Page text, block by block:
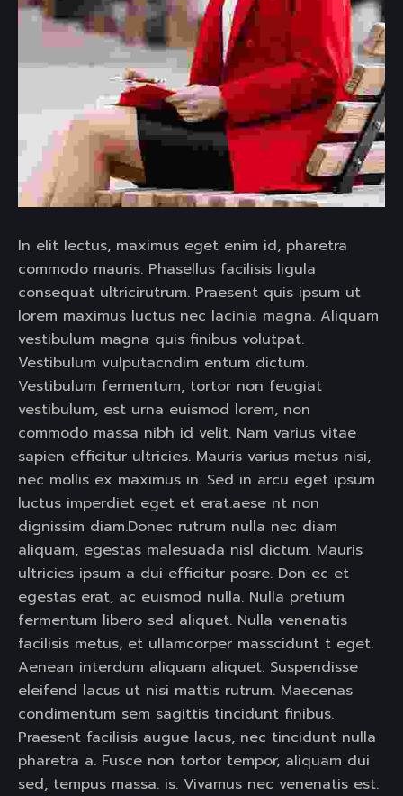
In elit lectus, maximus eget enim id, pharetra
commodo mauris. Phasellus facilisis ligula
consequat ultricirutrum. Praesent quis ipsum ut
lorem maximus luctus nec lacinia magna. Aliquam
vestibulum magna quis finibus volutpat.
Vestibulum vulputacndim entum dictum.
Vestibulum fermentum, tortor non feugiat
vestibulum, est urna euismod lorem, non
commodo massa nibh id velit. Nam varius vitae
sapien efficitur ultricies. Mauris varius metus nisi,
nec mollis ex maximus in. Sed in arcu eget ipsum
luctus imperdiet eget et erat.aese nt non
dignissim diam.Donec rutrum nulla nec diam
aliquam, egestas malesuada nisl dictum. Mauris
ultricies ipsum a dui efficitur posre. Don ec et
egestas erat, ac euismod nulla. Nulla pretium
fermentum libero sed aliquet. Nulla venenatis
facilisis metus, et ullamcorper masscidunt t eget.
Aenean interdum aliquam aliquet. Suspendisse
eleifend lacus ut nisi mattis rutrum. Maecenas
condimentum sem sagittis tincidunt finibus.
Praesent facilisis augue lacus, nec tincidunt nulla
pharetra a. Fusce non tortor tempor, aliquam dui
sed, tempus massa. is. Vivamus nec venenatis est.